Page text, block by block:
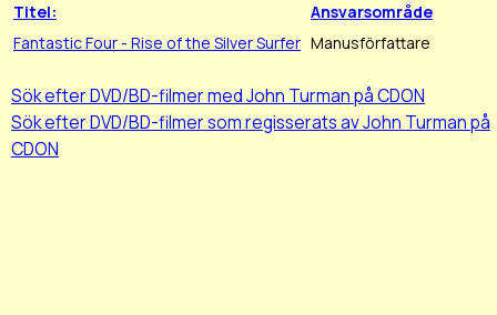
Titel:
Ansvarsområde
Fantastic Four - Rise of the Silver Surfer Manusförfattare
Sök efter DVD/BD-filmer med John Turman på CDON
Sök efter DVD/BD-filmer som regisserats av John Turman på
CDON